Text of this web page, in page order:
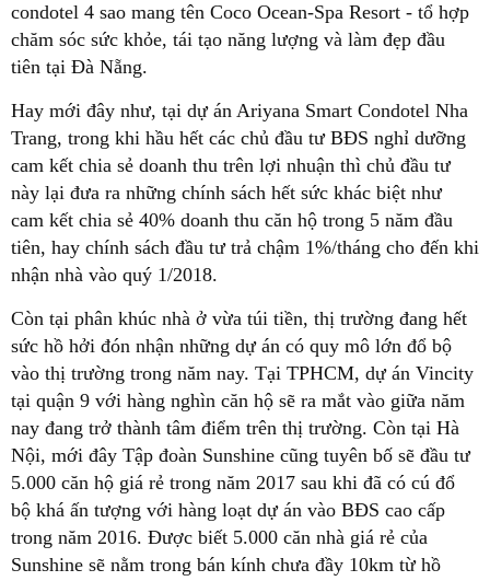
condotel 4 sao mang tên Coco Ocean-Spa Resort - tổ hợp
chăm sóc sức khỏe, tái tạo năng lượng và làm đẹp đầu
tiên tại Đà Nẵng.
Hay mới đây như, tại dự án Ariyana Smart Condotel Nha
Trang, trong khi hầu hết các chủ đầu tư BĐS nghỉ dưỡng
cam kết chia sẻ doanh thu trên lợi nhuận thì chủ đầu tư
này lại đưa ra những chính sách hết sức khác biệt như
cam kết chia sẻ 40% doanh thu căn hộ trong 5 năm đầu
tiên, hay chính sách đầu tư trả chậm 1%/tháng cho đến khi
nhận nhà vào quý 1/2018.
Còn tại phân khúc nhà ở vừa túi tiền, thị trường đang hết
sức hồ hởi đón nhận những dự án có quy mô lớn đổ bộ
vào thị trường trong năm nay. Tại TPHCM, dự án Vincity
tại quận 9 với hàng nghìn căn hộ sẽ ra mắt vào giữa năm
nay đang trở thành tâm điểm trên thị trường. Còn tại Hà
Nội, mới đây Tập đoàn Sunshine cũng tuyên bố sẽ đầu tư
5.000 căn hộ giá rẻ trong năm 2017 sau khi đã có cú đổ
bộ khá ấn tượng với hàng loạt dự án vào BĐS cao cấp
trong năm 2016. Được biết 5.000 căn nhà giá rẻ của
Sunshine sẽ nằm trong bán kính chưa đầy 10km từ hồ